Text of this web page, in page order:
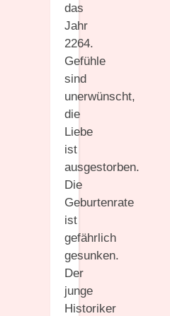
das
Jahr
2264.
Gefühle
sind
unerwünscht,
die
Liebe
ist
ausgestorben.
Die
Geburtenrate
ist
gefährlich
gesunken.
Der
junge
Historiker